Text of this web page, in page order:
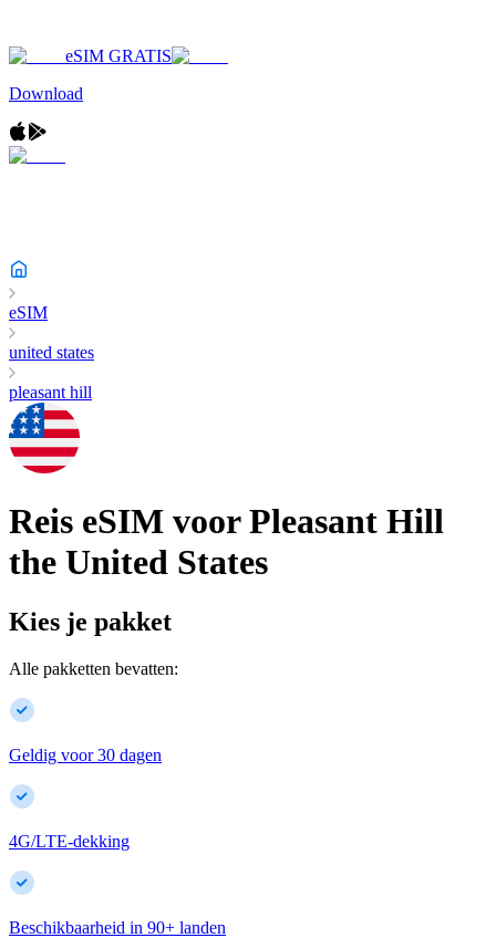
eSIM GRATIS
Download
eSIM
united states
pleasant hill
Reis eSIM voor Pleasant Hill
the United States
Kies je pakket
Alle pakketten bevatten:
Geldig voor 30 dagen
4G/LTE-dekking
Beschikbaarheid in 90+ landen